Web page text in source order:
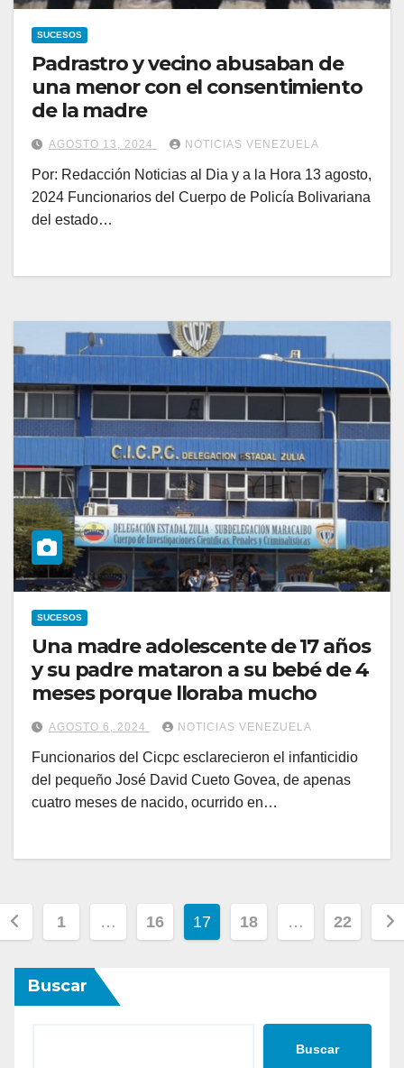
SUCESOS
Padrastro y vecino abusaban de
una menor con el consentimiento
de la madre
AGOSTO 13, 2024 NOTICIAS VENEZUELA
Por: Redacción Noticias al Dia y a la Hora 13 agosto,
2024 Funcionarios del Cuerpo de Policía Bolivariana
del estado…
SUCESOS
Una madre adolescente de 17 años
y su padre mataron a su bebé de 4
meses porque lloraba mucho
AGOSTO 6, 2024 NOTICIAS VENEZUELA
Funcionarios del Cicpc esclarecieron el infanticidio
del pequeño José David Cueto Govea, de apenas
cuatro meses de nacido, ocurrido en…
1 … 16 17 18 … 22
Buscar
Buscar